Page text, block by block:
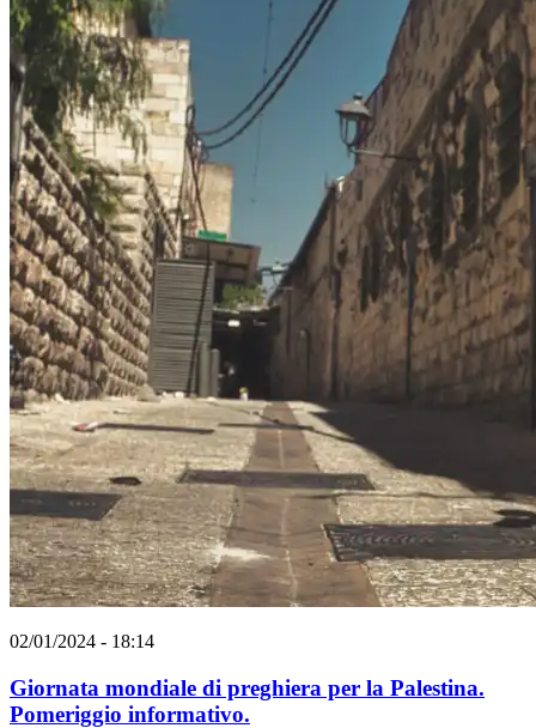
02/01/2024 - 18:14
Giornata mondiale di preghiera per la Palestina.
Pomeriggio informativo.